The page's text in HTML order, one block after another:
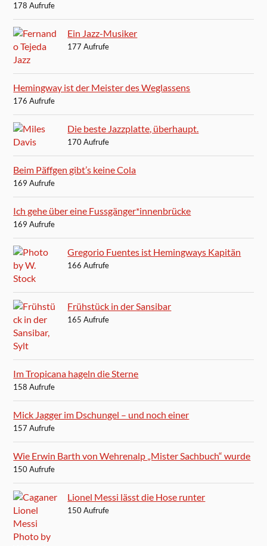
178 Aufrufe
Ein Jazz-Musiker
177 Aufrufe
Hemingway ist der Meister des Weglassens
176 Aufrufe
Die beste Jazzplatte, überhaupt.
170 Aufrufe
Beim Päffgen gibt’s keine Cola
169 Aufrufe
Ich gehe über eine Fussgänger*innenbrücke
169 Aufrufe
Gregorio Fuentes ist Hemingways Kapitän
166 Aufrufe
Frühstück in der Sansibar
165 Aufrufe
Im Tropicana hageln die Sterne
158 Aufrufe
Mick Jagger im Dschungel – und noch einer
157 Aufrufe
Wie Erwin Barth von Wehrenalp „Mister Sachbuch“ wurde
150 Aufrufe
Lionel Messi lässt die Hose runter
150 Aufrufe